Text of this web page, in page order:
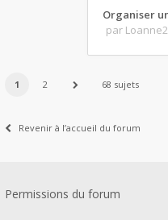
par Loanne2
1 2 68 sujets
Revenir à l’accueil du forum
Permissions du forum